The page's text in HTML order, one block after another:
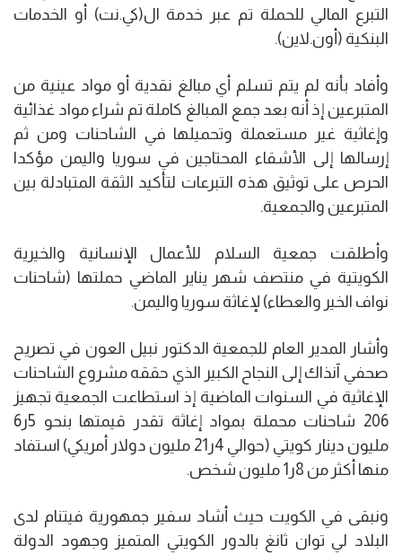
التبرع المالي للحملة تم عبر خدمة ال(كي.نت) أو الخدمات
البنكية (أون.لاين).
وأفاد بأنه لم يتم تسلم أي مبالغ نقدية أو مواد عينية من
المتبرعين إذ أنه بعد جمع المبالغ كاملة تم شراء مواد غذائية
وإغاثية غير مستعملة وتحميلها في الشاحنات ومن ثم
إرسالها إلى الأشقاء المحتاجين في سوريا واليمن مؤكدا
الحرص على توثيق هذه التبرعات لتأكيد الثقة المتبادلة بين
المتبرعين والجمعية.
وأطلقت جمعية السلام للأعمال الإنسانية والخيرية
الكويتية في منتصف شهر يناير الماضي حملتها (شاحنات
نواف الخير والعطاء) لإغاثة سوريا واليمن.
وأشار المدير العام للجمعية الدكتور نبيل العون في تصريح
صحفي آنذاك إلى النجاح الكبير الذي حققه مشروع الشاحنات
الإغاثية في السنوات الماضية إذ استطاعت الجمعية تجهيز
206 شاحنات محملة بمواد إغاثة تقدر قيمتها بنحو 5ر6
مليون دينار كويتي (حوالي 4ر21 مليون دولار أمريكي) استفاد
منها أكثر من 8ر1 مليون شخص.
ونبقى في الكويت حيث أشاد سفير جمهورية فيتنام لدى
البلاد لي توان ثانغ بالدور الكويتي المتميز وجهود الدولة